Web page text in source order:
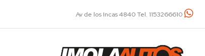
Av. Álvarez Thomas 2401 Tel. 4521-